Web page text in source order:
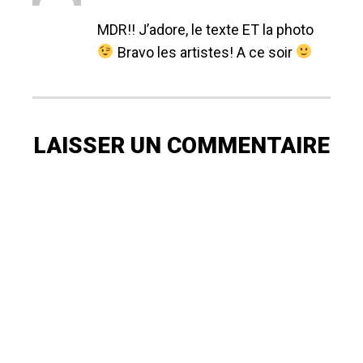
MDR!! J’adore, le texte ET la photo
Bravo les artistes! A ce soir
LAISSER UN COMMENTAIRE